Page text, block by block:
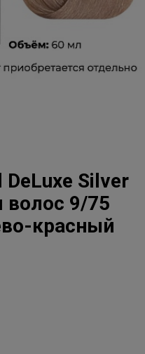
Silver
волос 9/75
красный